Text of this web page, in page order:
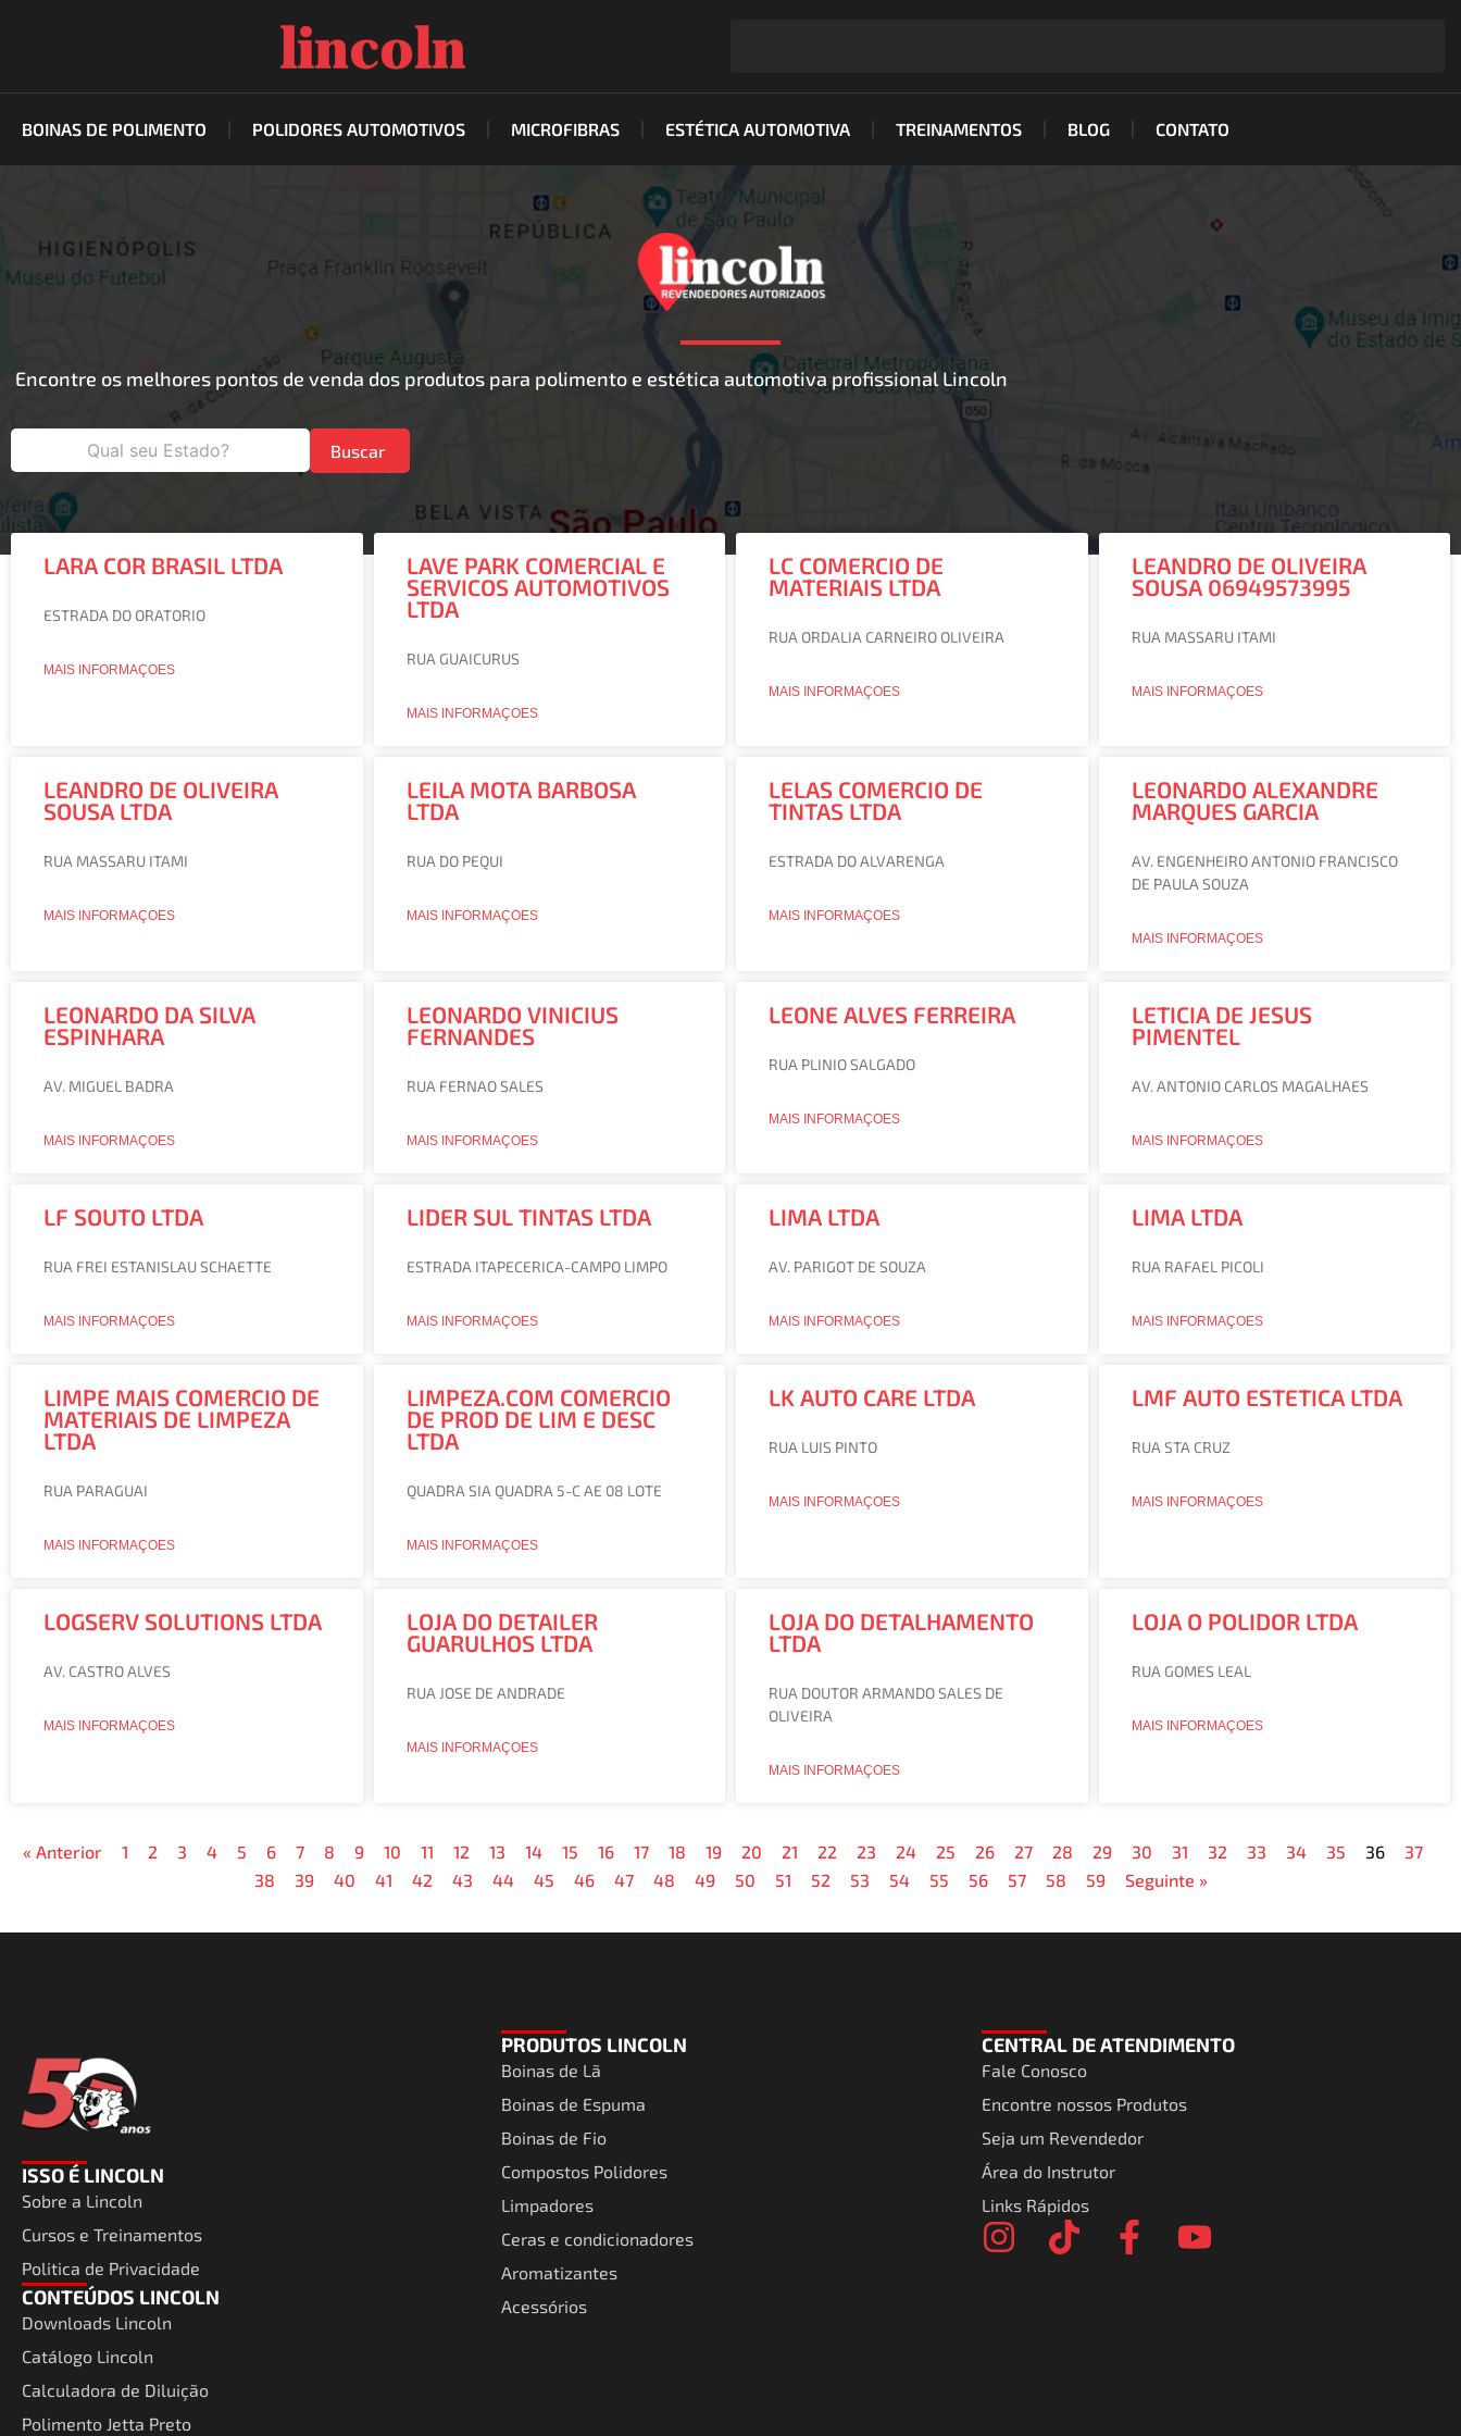
conteúdo
BOINAS DE POLIMENTO
POLIDORES AUTOMOTIVOS MICROFIBRAS ESTÉTICA AUTOMOTIVA TREINAMENTOS BLOG CONTATO
Encontre os melhores pontos de venda dos produtos para polimento e estética automotiva profissional Lincoln
LARA COR BRASIL LTDA
ESTRADA DO ORATORIO
MAIS INFORMAÇOES
LAVE PARK COMERCIAL E
SERVICOS AUTOMOTIVOS
LTDA
RUA GUAICURUS
MAIS INFORMAÇOES
LC COMERCIO DE
MATERIAIS LTDA
RUA ORDALIA CARNEIRO OLIVEIRA
MAIS INFORMAÇOES
LEANDRO DE OLIVEIRA
SOUSA 06949573995
RUA MASSARU ITAMI
MAIS INFORMAÇOES
LEANDRO DE OLIVEIRA
SOUSA LTDA
RUA MASSARU ITAMI
MAIS INFORMAÇOES
LEILA MOTA BARBOSA
LTDA
RUA DO PEQUI
MAIS INFORMAÇOES
LELAS COMERCIO DE
TINTAS LTDA
ESTRADA DO ALVARENGA
MAIS INFORMAÇOES
LEONARDO ALEXANDRE
MARQUES GARCIA
AV. ENGENHEIRO ANTONIO FRANCISCO
DE PAULA SOUZA
MAIS INFORMAÇOES
LEONARDO DA SILVA
ESPINHARA
AV. MIGUEL BADRA
MAIS INFORMAÇOES
LEONARDO VINICIUS
FERNANDES
RUA FERNAO SALES
MAIS INFORMAÇOES
LEONE ALVES FERREIRA
RUA PLINIO SALGADO
MAIS INFORMAÇOES
LETICIA DE JESUS
PIMENTEL
AV. ANTONIO CARLOS MAGALHAES
MAIS INFORMAÇOES
LF SOUTO LTDA
RUA FREI ESTANISLAU SCHAETTE
MAIS INFORMAÇOES
LIDER SUL TINTAS LTDA
ESTRADA ITAPECERICA-CAMPO LIMPO
MAIS INFORMAÇOES
LIMA LTDA
AV. PARIGOT DE SOUZA
MAIS INFORMAÇOES
LIMA LTDA
RUA RAFAEL PICOLI
MAIS INFORMAÇOES
LIMPE MAIS COMERCIO DE
MATERIAIS DE LIMPEZA
LTDA
RUA PARAGUAI
MAIS INFORMAÇOES
LIMPEZA.COM COMERCIO
DE PROD DE LIM E DESC
LTDA
QUADRA SIA QUADRA 5-C AE 08 LOTE
MAIS INFORMAÇOES
LK AUTO CARE LTDA
RUA LUIS PINTO
MAIS INFORMAÇOES
LMF AUTO ESTETICA LTDA
RUA STA CRUZ
MAIS INFORMAÇOES
LOGSERV SOLUTIONS LTDA
AV. CASTRO ALVES
MAIS INFORMAÇOES
LOJA DO DETAILER
GUARULHOS LTDA
RUA JOSE DE ANDRADE
MAIS INFORMAÇOES
LOJA DO DETALHAMENTO
LTDA
RUA DOUTOR ARMANDO SALES DE
OLIVEIRA
MAIS INFORMAÇOES
LOJA O POLIDOR LTDA
RUA GOMES LEAL
MAIS INFORMAÇOES
« Anterior 1 2 3 4 5 6 7 8 9
Página
10
Página
11
Página
12
Página
13
Página
14
Página
15
Página
16
Página
17
Página
18 19
Página
20
Página
21
Página
22
Página
23
Página
24
Página
25 26 27 28
Página
29
Página
30
Página
31
Página
32
Página
33
Página
34
Página
35 36 37
38 39 40
Página
41
Página
42
Página
43
Página
44
Página
45
Página
46
Página
47
Página
48 49
Página
50
Página
51
Página
52
Página
53
Página
54
Página
55 56 57 58
Página
59 Seguinte »
ISSO É LINCOLN
Sobre a Lincoln
Cursos e Treinamentos
Politica de Privacidade
CONTEÚDOS LINCOLN
Downloads Lincoln
Catálogo Lincoln
Calculadora de Diluição
Polimento Jetta Preto
PRODUTOS LINCOLN
Boinas de Lã
Boinas de Espuma
Boinas de Fio
Compostos Polidores
Limpadores
Ceras e condicionadores
Aromatizantes
Acessórios
CENTRAL DE ATENDIMENTO
Fale Conosco
Encontre nossos Produtos
Seja um Revendedor
Área do Instrutor
Links Rápidos
I
T
F
Y